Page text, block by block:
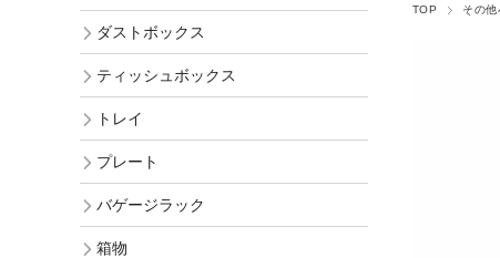
TOP その他
ダストボックス
ティッシュボックス
トレイ
プレート
バゲージラック
箱物